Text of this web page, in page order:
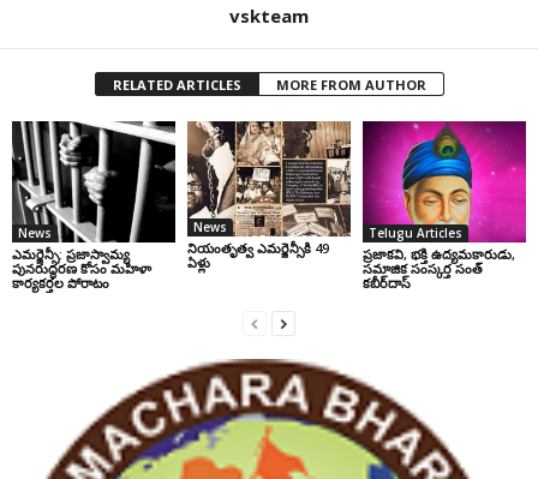
vskteam
RELATED ARTICLES MORE FROM AUTHOR
News
ఎమర్జెన్సీ: ప్రజాస్వామ్య
పునరుద్ధరణ కోసం మహిళా
కార్యకర్తల పోరాటం
News
నియంతృత్వ ఎమర్జెన్సీకి 49
ఏళ్లు
Telugu Articles
ప్రజాకవి, భక్తి ఉద్యమకారుడు,
సమాజిక సంస్కర్త సంత్‌
కబీర్‌దాస్‌